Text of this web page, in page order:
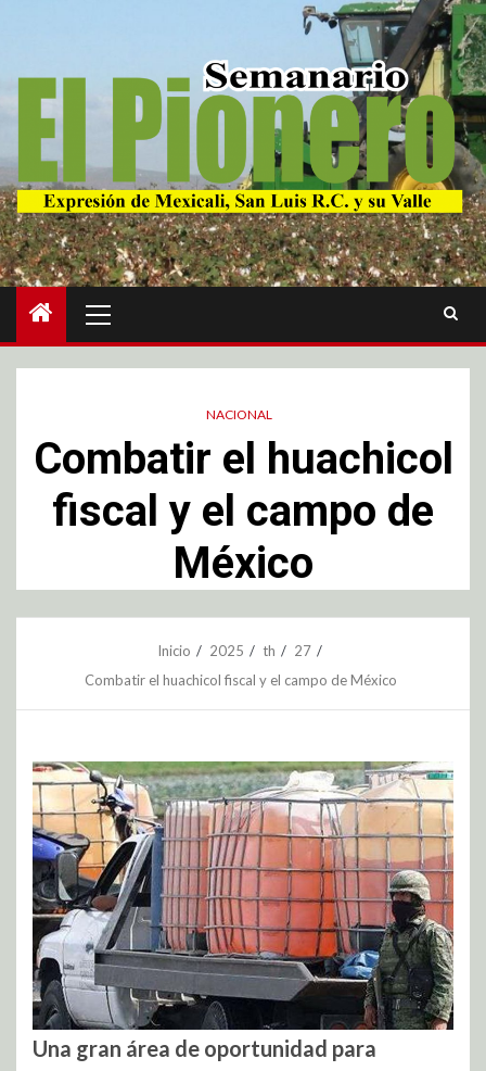
NACIONAL
Combatir el huachicol
fiscal y el campo de
México
Inicio 2025 th
27
Combatir el huachicol fiscal y el campo de México
Una gran área de oportunidad para